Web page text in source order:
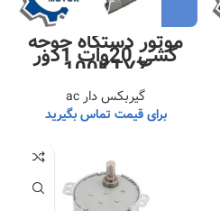
موتور دستگاه جوجه
کشی 20وات 1دور100KTYZ
گیربکس دار ac
برای قیمت تماس بگیرید